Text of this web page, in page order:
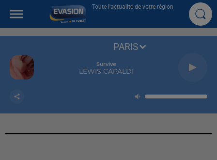
Toute l'actualité de votre région
Survive
LEWIS CAPALDI
PARIS